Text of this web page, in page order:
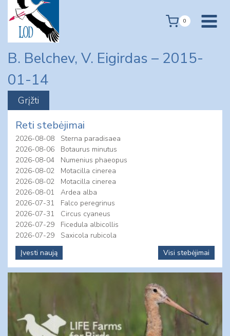
content
0
B. Belchev, V. Eigirdas – 2015-
01-14
Reti stebėjimai
2026-08-08
Sterna paradisaea
2026-08-06
Botaurus minutus
2026-08-04
Numenius phaeopus
2026-08-02
Motacilla cinerea
2026-08-02
Motacilla cinerea
2026-08-01
Ardea alba
2026-07-31
Falco peregrinus
2026-07-31
Circus cyaneus
2026-07-29
Ficedula albicollis
2026-07-29
Saxicola rubicola
Įvesti naują
Visi stebėjimai